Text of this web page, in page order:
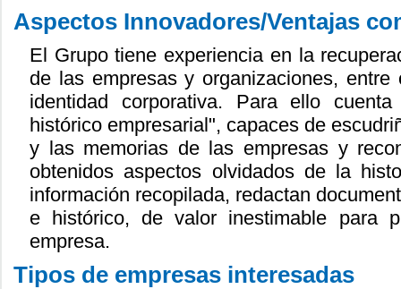
Aspectos Innovadores/Ventajas
El Grupo tiene experiencia en la
de las empresas y organizaciones,
identidad corporativa. Para ello
histórico empresarial", capaces de
y las memorias de las empresas y
obtenidos aspectos olvidados de la
información recopilada, redactan
e histórico, de valor inestimable para
empresa.
Tipos de empresas interesadas